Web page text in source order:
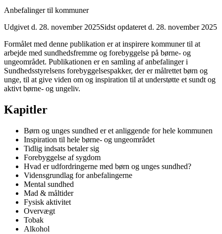
Anbefalinger til kommuner
Udgivet d. 28. november 2025Sidst opdateret d. 28. november 2025
Formålet med denne publikation er at inspirere kommuner til at
arbejde med sundhedsfremme og forebyggelse på børne- og
ungeområdet. Publikationen er en samling af anbefalinger i
Sundhedsstyrelsens forebyggelsespakker, der er målrettet børn og
unge, til at give viden om og inspiration til at understøtte et sundt og
aktivt børne- og ungeliv.
Kapitler
Børn og unges sundhed er et anliggende for hele kommunen
Inspiration til hele børne- og ungeområdet
Tidlig indsats betaler sig
Forebyggelse af sygdom
Hvad er udfordringerne med børn og unges sundhed?
Vidensgrundlag for anbefalingerne
Mental sundhed
Mad & måltider
Fysisk aktivitet
Overvægt
Tobak
Alkohol